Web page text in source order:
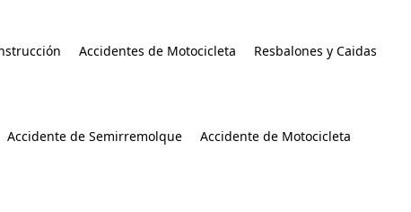
Accidentes de Motocicleta Resbalones y Caidas
Accidente de Semirremolque Accidente de Motocicleta